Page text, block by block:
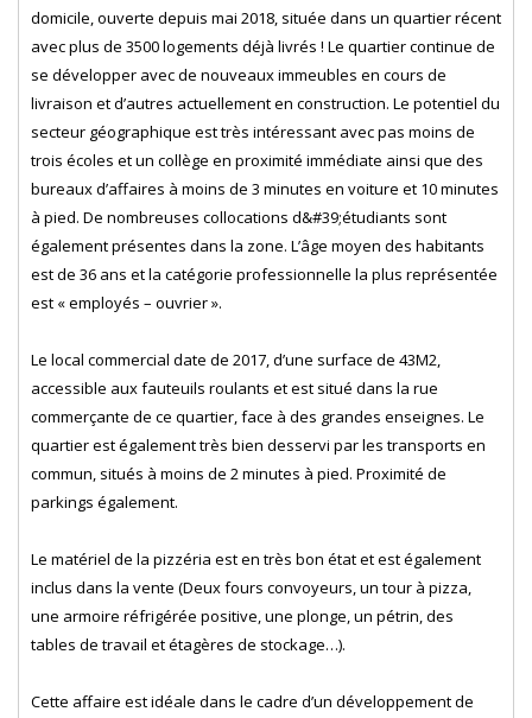
domicile, ouverte depuis mai 2018, située dans un quartier récent
avec plus de 3500 logements déjà livrés ! Le quartier continue de
se développer avec de nouveaux immeubles en cours de
livraison et d’autres actuellement en construction. Le potentiel du
secteur géographique est très intéressant avec pas moins de
trois écoles et un collège en proximité immédiate ainsi que des
bureaux d’affaires à moins de 3 minutes en voiture et 10 minutes
à pied. De nombreuses collocations d&#39;étudiants sont
également présentes dans la zone. L’âge moyen des habitants
est de 36 ans et la catégorie professionnelle la plus représentée
est « employés – ouvrier ».
Le local commercial date de 2017, d’une surface de 43M2,
accessible aux fauteuils roulants et est situé dans la rue
commerçante de ce quartier, face à des grandes enseignes. Le
quartier est également très bien desservi par les transports en
commun, situés à moins de 2 minutes à pied. Proximité de
parkings également.
Le matériel de la pizzéria est en très bon état et est également
inclus dans la vente (Deux fours convoyeurs, un tour à pizza,
une armoire réfrigérée positive, une plonge, un pétrin, des
tables de travail et étagères de stockage…).
Cette affaire est idéale dans le cadre d’un développement de